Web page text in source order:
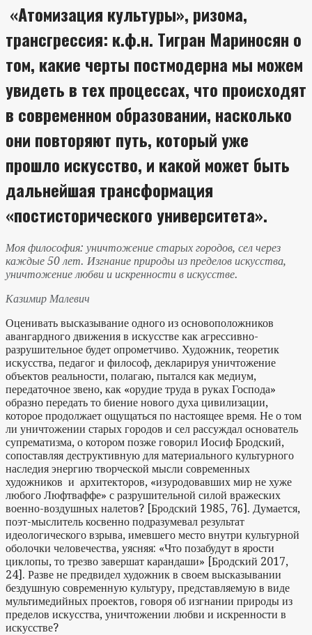
«Атомизация культуры», ризома,
трансгрессия: к.ф.н. Тигран Мариносян о
том, какие черты постмодерна мы можем
увидеть в тех процессах, что происходят
в современном образовании, насколько
они повторяют путь, который уже
прошло искусство, и какой может быть
дальнейшая трансформация
«постисторического университета».
Моя философия: уничтожение старых городов, сел через
каждые 50 лет. Изгнание природы из пределов искусства,
уничтожение любви и искренности в искусстве.
Казимир Малевич
Оценивать высказывание одного из основоположников
авангардного движения в искусстве как агрессивно-
разрушительное будет опрометчиво. Художник, теоретик
искусства, педагог и философ, декларируя уничтожение
объектов реальности, полагаю, пытался как медиум,
передаточное звено, как «орудие труда в руках Господа»
образно передать то биение нового духа цивилизации,
которое продолжает ощущаться по настоящее время. Не о том
ли уничтожении старых городов и сел рассуждал основатель
супрематизма, о котором позже говорил Иосиф Бродский,
сопоставляя деструктивную для материального культурного
наследия энергию творческой мысли современных
художников и архитекторов, «изуродовавших мир не хуже
любого Люфтваффе» с разрушительной силой вражеских
военно-воздушных налетов? [Бродский 1985, 76]. Думается,
поэт-мыслитель косвенно подразумевал результат
идеологического взрыва, имевшего место внутри культурной
оболочки человечества, уясняя: «Что позабудут в ярости
циклопы, то трезво завершат карандаши» [Бродский 2017,
24]. Разве не предвидел художник в своем высказывании
бездушную современную культуру, представляемую в виде
мультимедийных проектов, говоря об изгнании природы из
пределов искусства, уничтожении любви и искренности в
искусстве?